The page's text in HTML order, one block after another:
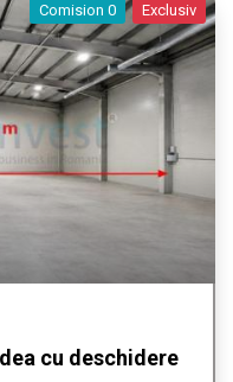
Comision 0 Exclusiv
cu deschidere